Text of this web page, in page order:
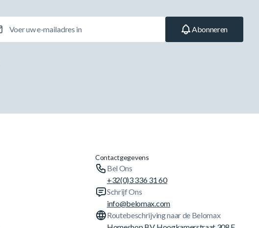
Abonneren
Contactgegevens
Bel Ons
+32(0)3 336 31 60
Schrijf Ons
info@belomax.com
Routebeschrijving naar de Belomax